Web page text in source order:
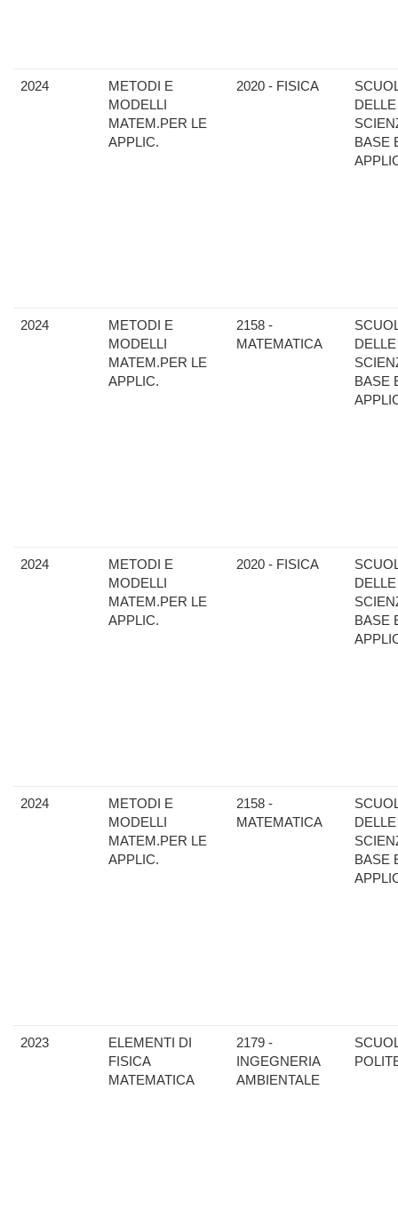
2024
METODI E
MODELLI
MATEM.PER LE
APPLIC.
2020 - FISICA
DELLE
BASE
2024
METODI E
MODELLI
MATEM.PER LE
APPLIC.
2158 -
MATEMATICA
DELLE
BASE
2024
METODI E
MODELLI
MATEM.PER LE
APPLIC.
2020 - FISICA
DELLE
BASE
2024
METODI E
MODELLI
MATEM.PER LE
APPLIC.
2158 -
MATEMATICA
DELLE
BASE
2023
ELEMENTI DI
FISICA
MATEMATICA
2179 -
INGEGNERIA
AMBIENTALE